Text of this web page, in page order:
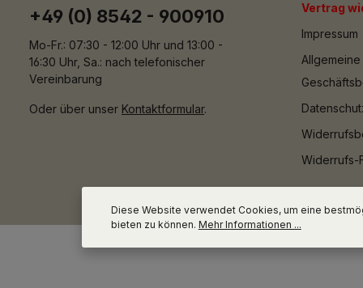
+49 (0) 8542 - 900910
Mo-Fr.: 07:30 - 12:00 Uhr und 13:00 -
16:30 Uhr, Sa.: nach telefonischer
Vereinbarung
Oder über unser Kontaktformular.
Vertrag
Impressum
Allgemeine
Widerrufs-
Diese Website verwendet Cookies, um eine
bieten zu können. Mehr Informationen ...